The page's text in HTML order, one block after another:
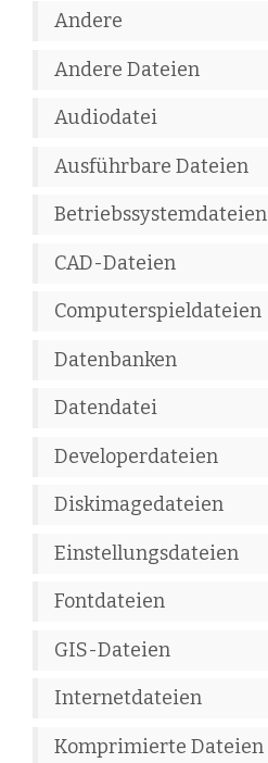
Andere
Andere Dateien
Audiodatei
Ausführbare Dateien
Betriebssystemdateien
CAD-Dateien
Computerspieldateien
Datenbanken
Datendatei
Developerdateien
Diskimagedateien
Einstellungsdateien
Fontdateien
GIS-Dateien
Internetdateien
Komprimierte Dateien